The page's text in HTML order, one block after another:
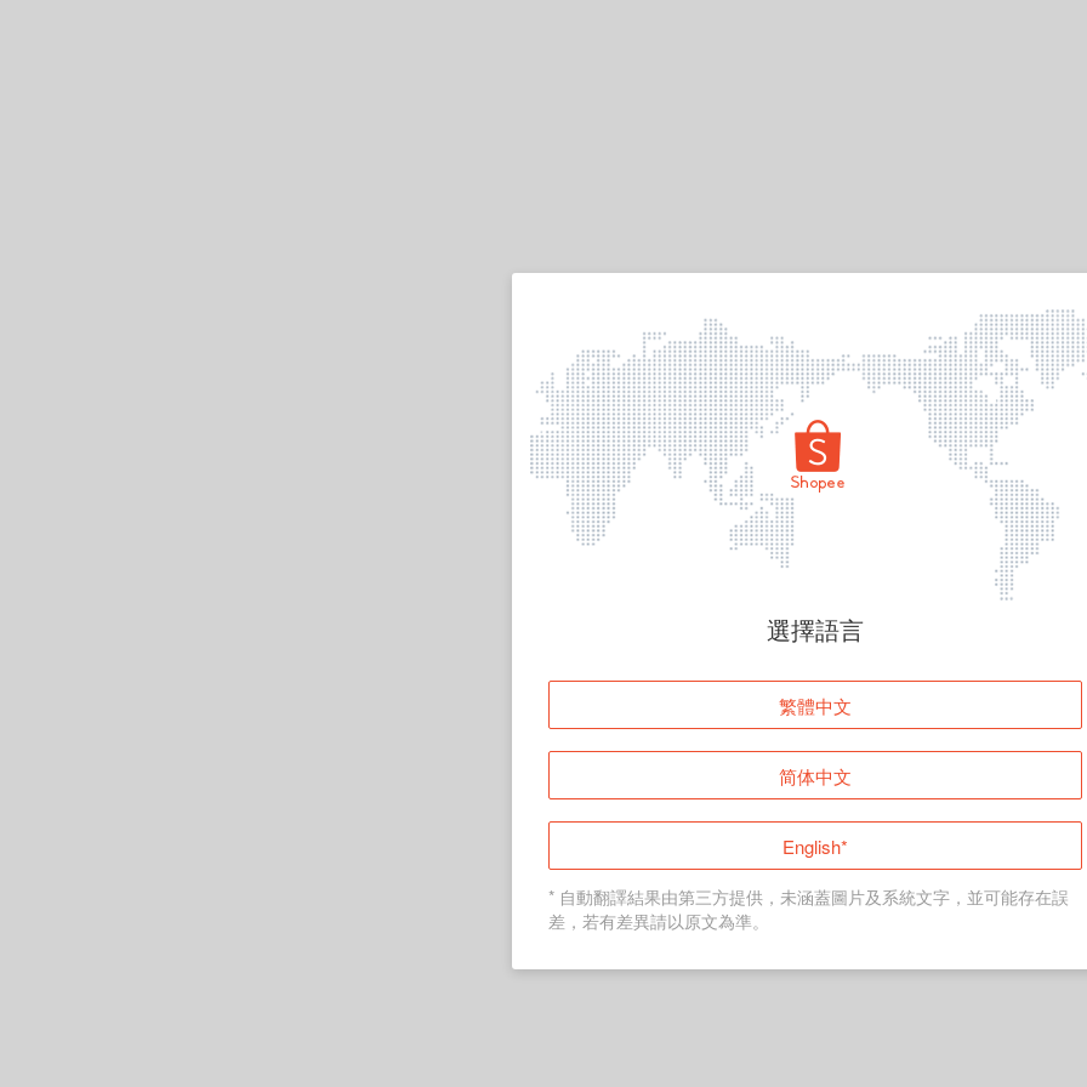
頁面無法顯示
登入
返回首頁
選擇語言
繁體中文
简体中文
English*
* 自動翻譯結果由第三方提供，未涵蓋圖片及系統文字，並可能存在誤
差，若有差異請以原文為準。